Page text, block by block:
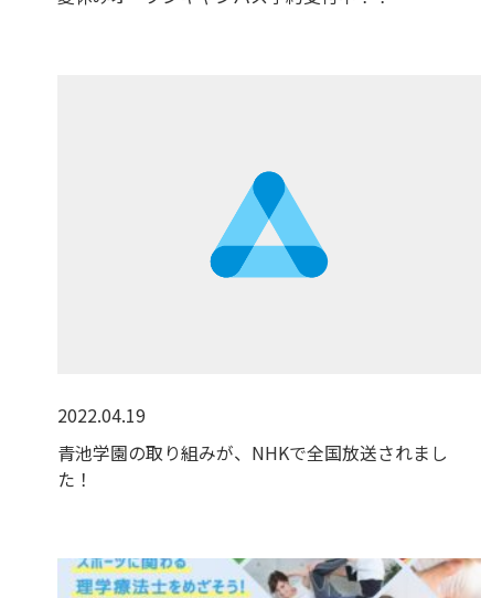
2022.04.19
青池学園の取り組みが、NHKで全国放送されまし
た！